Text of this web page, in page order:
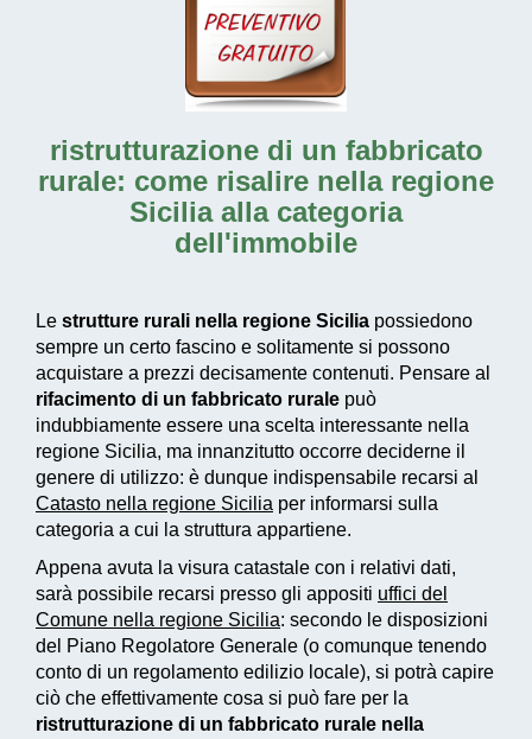
ristrutturazione di un fabbricato
rurale: come risalire nella regione
Sicilia alla categoria
dell'immobile
Le strutture rurali nella regione Sicilia possiedono
sempre un certo fascino e solitamente si possono
acquistare a prezzi decisamente contenuti. Pensare al
rifacimento di un fabbricato rurale può
indubbiamente essere una scelta interessante nella
regione Sicilia, ma innanzitutto occorre deciderne il
genere di utilizzo: è dunque indispensabile recarsi al
Catasto nella regione Sicilia per informarsi sulla
categoria a cui la struttura appartiene.
Appena avuta la visura catastale con i relativi dati,
sarà possibile recarsi presso gli appositi uffici del
Comune nella regione Sicilia: secondo le disposizioni
del Piano Regolatore Generale (o comunque tenendo
conto di un regolamento edilizio locale), si potrà capire
ciò che effettivamente cosa si può fare per la
ristrutturazione di un fabbricato rurale nella